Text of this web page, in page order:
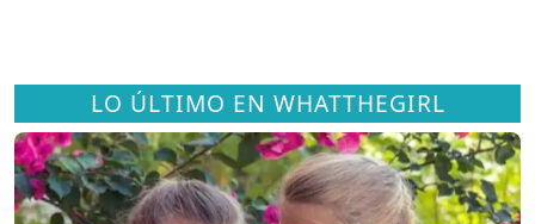
LO ÚLTIMO EN WHATTHEGIRL